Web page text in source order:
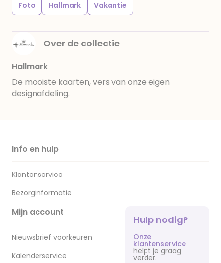
Foto Hallmark Vakantie
Over de collectie
Hallmark
De mooiste kaarten, vers van onze eigen
designafdeling.
Info en hulp
Klantenservice
Bezorginformatie
Mijn account
Nieuwsbrief voorkeuren
Kalenderservice
Hulp nodig?
Onze
klantenservice
helpt je graag
verder.